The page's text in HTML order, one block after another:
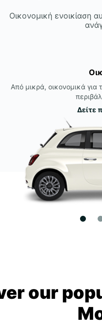
Οικονομική ενοικίαση
Από μικρά, οικονομικά για
Δείτε
our